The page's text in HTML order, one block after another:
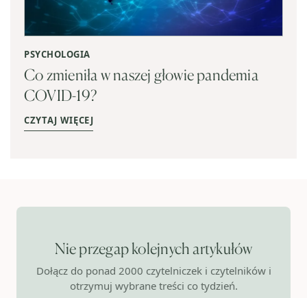
PSYCHOLOGIA
Co zmieniła w naszej głowie pandemia
COVID-19?
CZYTAJ WIĘCEJ
Nie przegap kolejnych artykułów
Dołącz do ponad 2000 czytelniczek i czytelników i
otrzymuj wybrane treści co tydzień.